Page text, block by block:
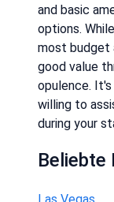
and basic
options.
most budget
good value
opulence.
willing to
during your
Beliebte